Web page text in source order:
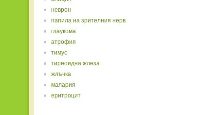
неврон
папила на зрителния нерв
глаукома
атрофия
тимус
тиреоидна жлеза
жлъчка
малария
еритроцит